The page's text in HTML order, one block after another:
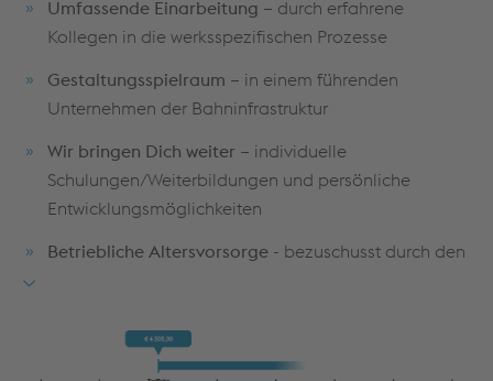
Durchführung von erforderlichen Schulungen
Modulen SD, PP, MM und WM
Umfassende Einarbeitung – durch erfahrene
Kollegen in die werksspezifischen Prozesse
Gestaltungsspielraum – in einem führenden
Unternehmen der Bahninfrastruktur
Wir bringen Dich weiter – individuelle
Schulungen/Weiterbildungen und persönliche
Entwicklungsmöglichkeiten
Betriebliche Altersvorsorge - bezuschusst durch den
nachhaltige Bahninfrastruktur